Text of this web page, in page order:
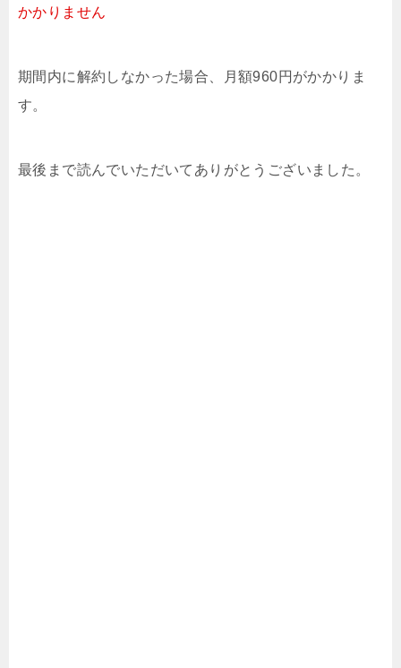
かかりません
期間内に解約しなかった場合、月額960円がかかりま
す。
最後まで読んでいただいてありがとうございました。